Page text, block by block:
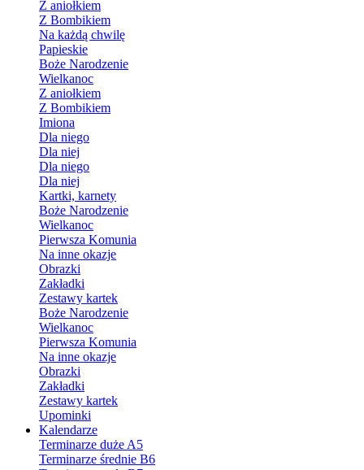
Z aniołkiem
Z Bombikiem
Na każdą chwilę
Papieskie
Boże Narodzenie
Wielkanoc
Z aniołkiem
Z Bombikiem
Imiona
Dla niego
Dla niej
Dla niego
Dla niej
Kartki, karnety
Boże Narodzenie
Wielkanoc
Pierwsza Komunia
Na inne okazje
Obrazki
Zakładki
Zestawy kartek
Boże Narodzenie
Wielkanoc
Pierwsza Komunia
Na inne okazje
Obrazki
Zakładki
Zestawy kartek
Upominki
Kalendarze
Terminarze duże A5
Terminarze średnie B6